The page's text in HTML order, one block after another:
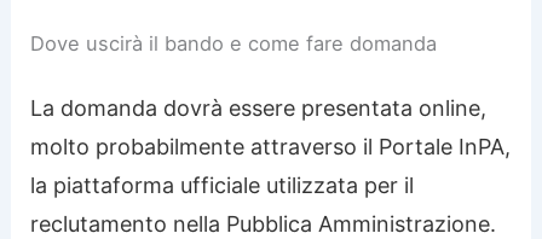
Dove uscirà il bando e come fare domanda
La domanda dovrà essere presentata online,
molto probabilmente attraverso il Portale InPA,
la piattaforma ufficiale utilizzata per il
reclutamento nella Pubblica Amministrazione.